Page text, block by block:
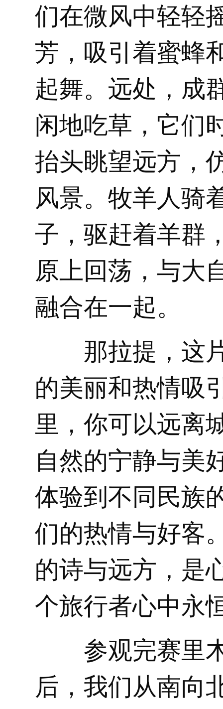
们在微风中轻轻
芳，吸引着蜜蜂
起舞。远处，成
闲地吃草，它们
抬头眺望远方，
风景。牧羊人骑
子，驱赶着羊群
原上回荡，与大
融合在一起。
那拉提，这
的美丽和热情吸
里，你可以远离
自然的宁静与美
体验到不同民族
们的热情与好客
的诗与远方，是
个旅行者心中永
参观完赛里
后，我们从南向